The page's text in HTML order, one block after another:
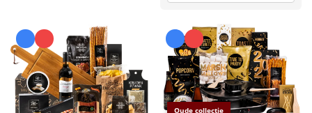
Oude collectie